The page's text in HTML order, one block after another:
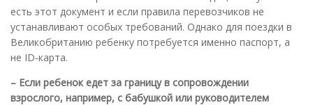
есть этот документ и если правила перевозчиков не
устанавливают особых требований. Однако для поездки в
Великобританию ребенку потребуется именно паспорт, а
не ID-карта.
– Если ребенок едет за границу в сопровождении
взрослого, например, с бабушкой или руководителем